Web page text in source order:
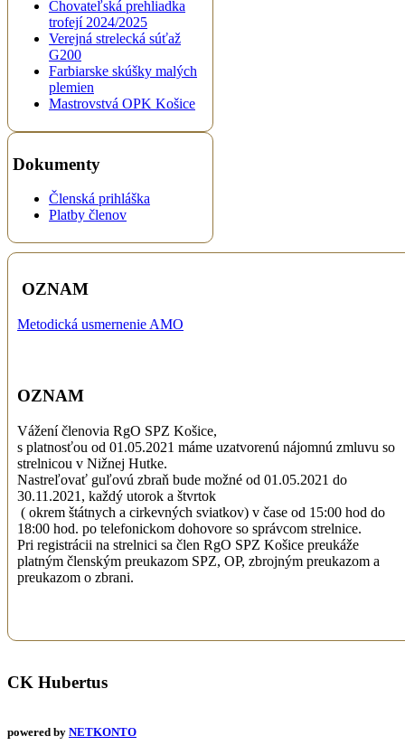
Chovateľská prehliadka
trofejí 2024/2025
Verejná strelecká súťaž
G200
Farbiarske skúšky malých
plemien
Mastrovstvá OPK Košice
Dokumenty
Členská prihláška
Platby členov
OZNAM
Metodická usmernenie AMO
OZNAM
Vážení členovia RgO SPZ Košice,
s platnosťou od 01.05.2021 máme uzatvorenú nájomnú zmluvu so
strelnicou v Nižnej Hutke.
Nastreľovať guľovú zbraň bude možné od 01.05.2021 do
30.11.2021, každý utorok a štvrtok
( okrem štátnych a cirkevných sviatkov) v čase od 15:00 hod do
18:00 hod. po telefonickom dohovore so správcom strelnice.
Pri registrácii na strelnici sa člen RgO SPZ Košice preukáže
platným členským preukazom SPZ, OP, zbrojným preukazom a
preukazom o zbrani.
CK Hubertus
powered by NETKONTO